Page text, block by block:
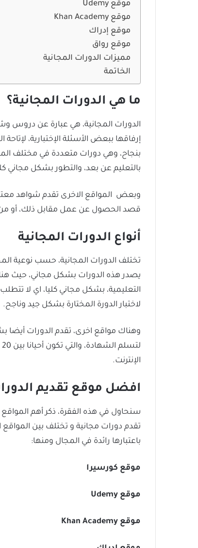
موقع Udemy
موقع Khan Academy
موقع إدراك
موقع رواق
مميزات الدورات المجانية
الخاتمة
ما هي الدورات المجانية؟
الدورات المجانية، هي عبارة عن دروس
إرفاقها ببعض الأسئلة الإختبارية،
بنجاح، وهي دورات متعددة في مختلف
بالتعليم عن بعد، والتطور بشكل مجاني
وبعض المواقع الاخرى تقدم شواهد
قصد الحصول عن عمل مقابل ذلك، أو
أنواع الدورات المجانية
تختلف الدورات المجانية، حسب نوعية
يصدر هذه الدورات بشكل مجاني، حيث
التعليمية، بشكل مجاني كليا، اي لا
لاختبار الدورة المختارة بشكل جيد وناجح.
وهناك مواقع اخرى، تقدم الدورات أيضا
الإنترنت.
افضل موقع تقديم
سنحاول في هذه الفقرة، ذكر أهم المواقع
تقدم دورات مجانية و تختلف بين المواقع
باعتبارها رائدة في المجال ومنها:
موقع كورسيرا
موقع Udemy
موقع Khan Academy